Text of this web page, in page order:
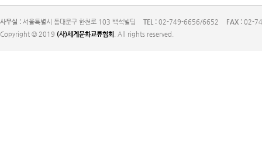
사무실 : 서울특별시 동대문구 한천로 103 백석빌딩 TEL : 02-749-6656/6652 FAX : 02-
Copyright © 2019 (사)세계문화교류협회 . All rights reserved.